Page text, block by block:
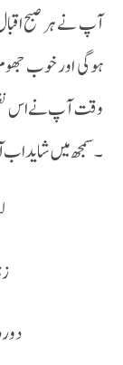
آپ نے ہر صبح
ہوگی اور خوب
وقت آپ نے اس
۔ سمجھ میں شاید